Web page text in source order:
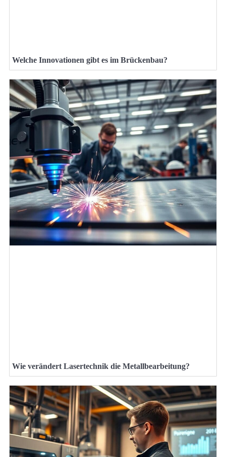
Welche Innovationen gibt es im Brückenbau?
Wie verändert Lasertechnik die Metallbearbeitung?